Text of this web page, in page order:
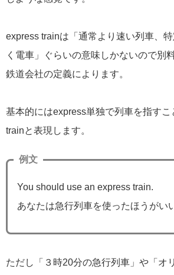
express trainは「通常より速い列車、
く電車」ぐらいの意味しかないので別
鉄道会社の定義によります。
基本的にはexpress単独で列車を指す
trainと表現します。
例文
You should use an express train.
あなたは急行列車を使ったほうがい
ただし「３時20分の急行列車」や「オ